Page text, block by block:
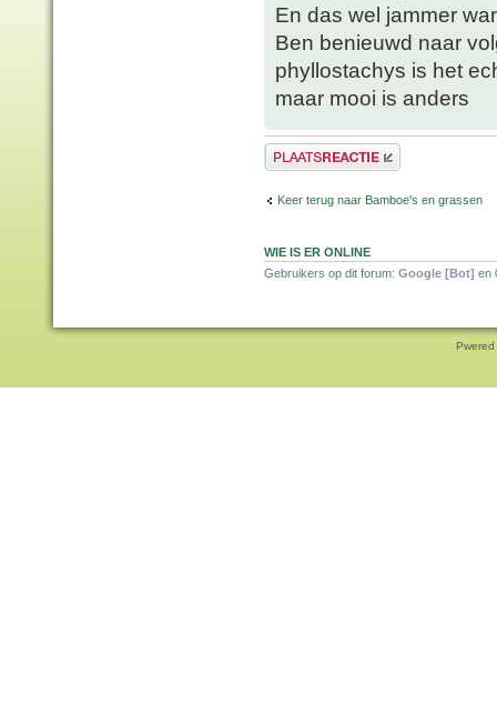
En das wel jammer
Ben benieuwd naar
phyllostachys is het
maar mooi is anders
Plaats een reactie
Keer terug naar Bamboe's en grassen
WIE IS ER ONLINE
Gebruikers op dit forum: Google [Bot] en